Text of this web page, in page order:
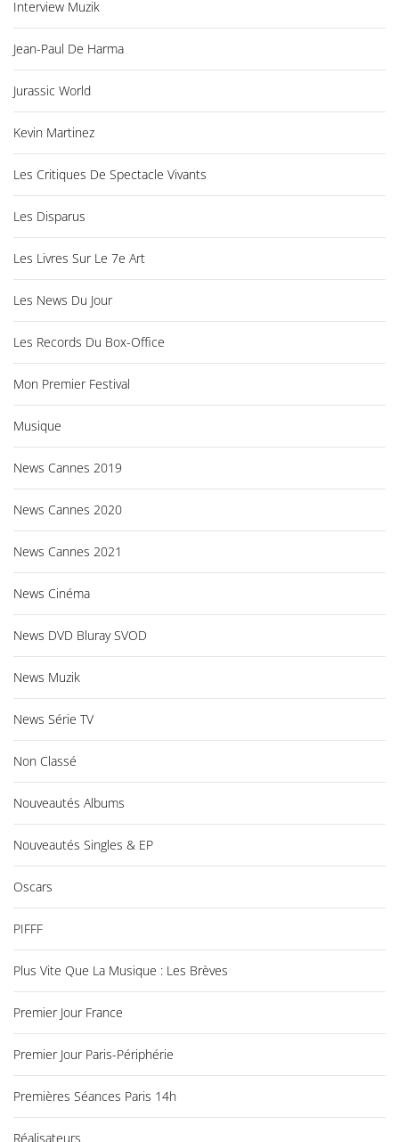
Interview Muzik
Jean-Paul De Harma
Jurassic World
Kevin Martinez
Les Critiques De Spectacle Vivants
Les Disparus
Les Livres Sur Le 7e Art
Les News Du Jour
Les Records Du Box-Office
Mon Premier Festival
Musique
News Cannes 2019
News Cannes 2020
News Cannes 2021
News Cinéma
News DVD Bluray SVOD
News Muzik
News Série TV
Non Classé
Nouveautés Albums
Nouveautés Singles & EP
Oscars
PIFFF
Plus Vite Que La Musique : Les Brèves
Premier Jour France
Premier Jour Paris-Périphérie
Premières Séances Paris 14h
Réalisateurs